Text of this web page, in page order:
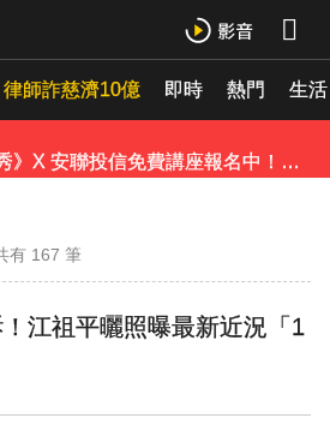
律師詐慈濟10億 即時 熱門 生活
石崇良「負政治決定」傳請辭！蔣：總統國安開了沒？
私下為人」徹底改觀 網友洗版認證
，隨時掌握天下大小事！
有 167 筆
江祖平曬照曝最新近況「1